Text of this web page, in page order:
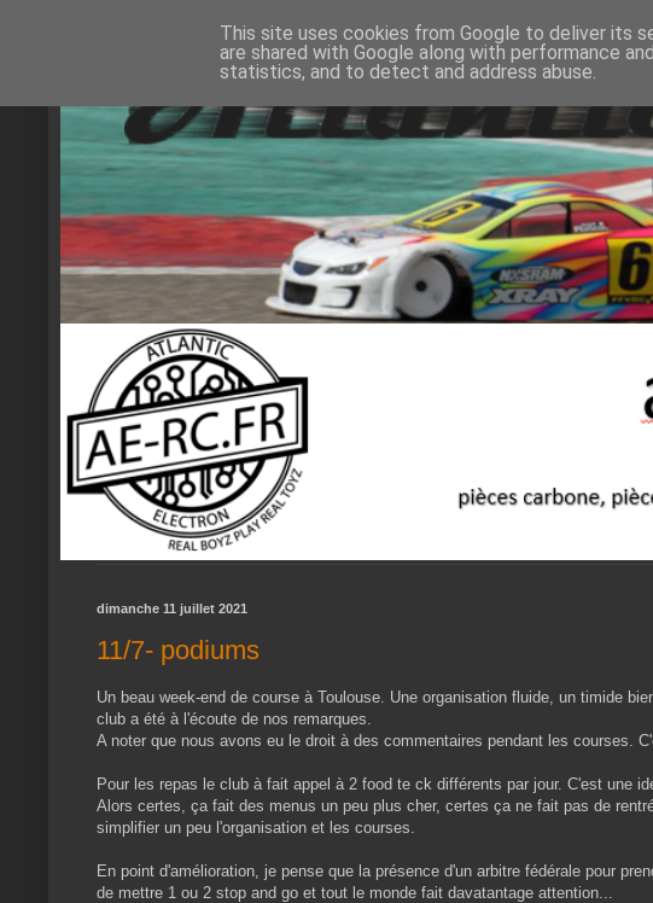
dimanche 11 juillet 2021
11/7- podiums
Un beau week-end de course à Toulouse. Une organisation fluide, un timide
club a été à l'écoute de nos remarques.
A noter que nous avons eu le droit à des commentaires pendant les courses.
Pour les repas le club à fait appel à 2 food te ck différents par jour. C'est une
Alors certes, ça fait des menus un peu plus cher, certes ça ne fait pas de
simplifier un peu l'organisation et les courses.
En point d'amélioration, je pense que la présence d'un arbitre fédérale pour
de mettre 1 ou 2 stop and go et tout le monde fait davatantage attention...
This site uses cookies from Google to deliver its
are shared with Google along with performance
statistics, and to detect and address abuse.